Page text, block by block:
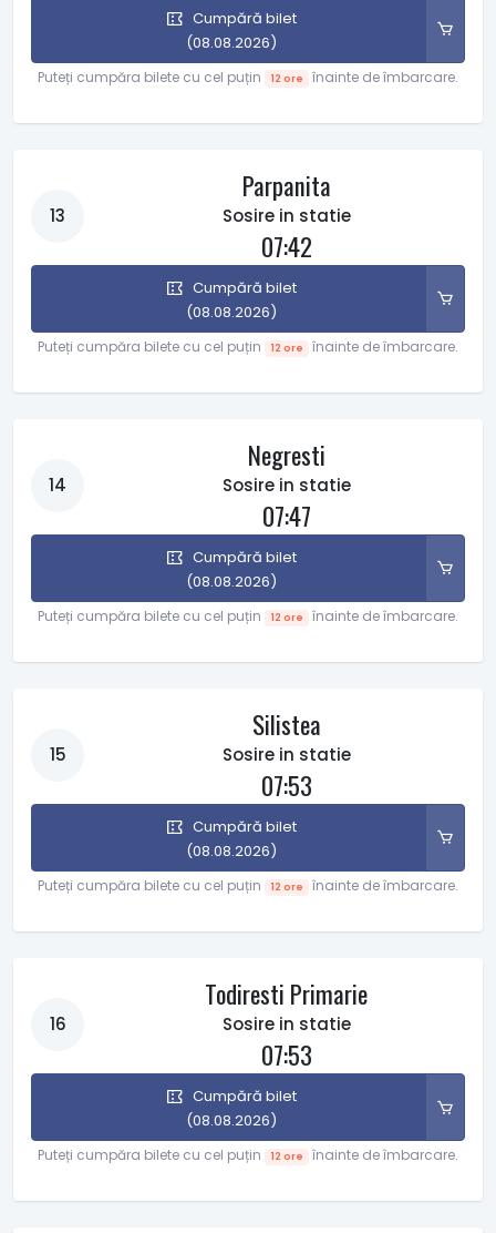
Cumpără bilet
(08.08.2026)
Puteți cumpăra bilete cu cel puțin 12 ore înainte de îmbarcare.
13
Parpanita
Sosire in statie
07:42
Cumpără bilet
(08.08.2026)
Puteți cumpăra bilete cu cel puțin 12 ore înainte de îmbarcare.
14
Negresti
Sosire in statie
07:47
Cumpără bilet
(08.08.2026)
Puteți cumpăra bilete cu cel puțin 12 ore înainte de îmbarcare.
15
Silistea
Sosire in statie
07:53
Cumpără bilet
(08.08.2026)
Puteți cumpăra bilete cu cel puțin 12 ore înainte de îmbarcare.
16
Todiresti Primarie
Sosire in statie
07:53
Cumpără bilet
(08.08.2026)
Puteți cumpăra bilete cu cel puțin 12 ore înainte de îmbarcare.